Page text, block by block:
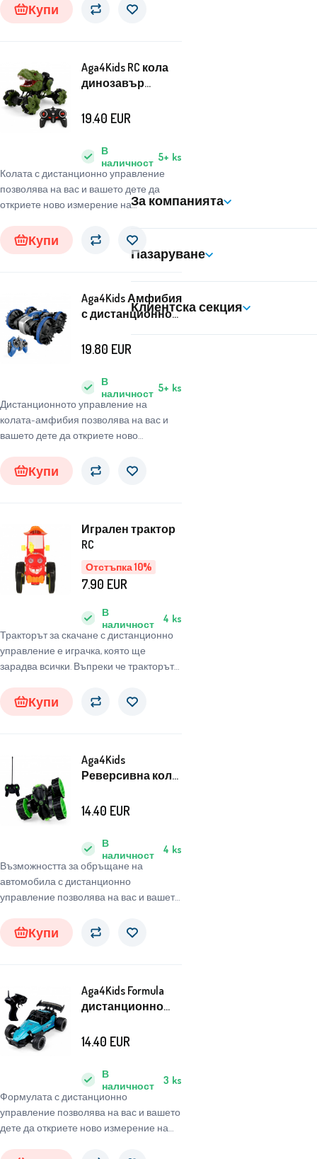
Купи
Aga4Kids RC кола
динозавър
Колата с дистанционно управление
позволява на вас и вашето дете да
откриете ново измерение на
В
наличност 5+ ks
19.40 EUR
Купи
Aga4Kids Амфибия
с дистанционно
MR1406
Дистанционното управление на
колата-амфибия позволява на вас и
вашето дете да откриете ново
вземете дистанционното и
забавлението може да започне.
В
наличност 5+ ks
19.80 EUR
Купи
Отстъпка 10%
Игрален трактор
RC
Тракторът за скачане с дистанционно
управление е играчка, която ще
зарадва всички. Въпреки че тракторът
подскача щастливо в такт с музиката.
Играчката осигурява много забавление
17x15x13cm
В
наличност
4 ks
7.90 EUR
Купи
Aga4Kids
Реверсивна кола
управление
Възможността за обръщане на
автомобила с дистанционно
управление позволява на вас и вашето
забавлението. Просто вземете
дистанционното и забавлението може
В
наличност
4 ks
14.40 EUR
Купи
Aga4Kids Formula
дистанционно
Формулата с дистанционно
управление позволява на вас и вашето
дете да откриете ново измерение на
В
наличност
3 ks
14.40 EUR
За компанията
Пазаруване
Клиентска секция